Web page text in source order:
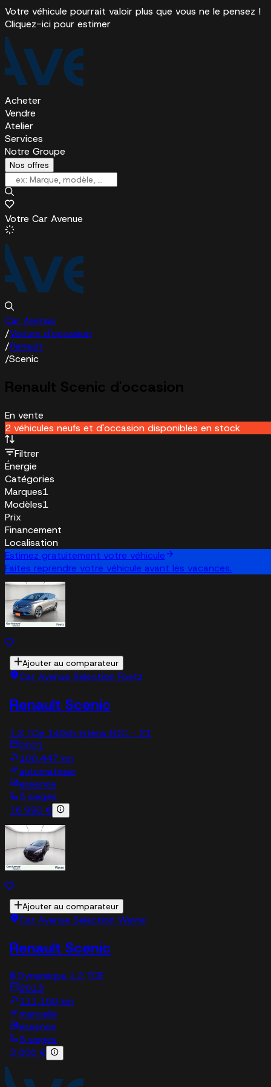
Votre véhicule pourrait valoir plus que vous ne le pensez !
Cliquez-ici pour estimer
Acheter
Vendre
Atelier
Services
Notre Groupe
Nos offres
Votre Car Avenue
Car Avenue
/Voiture d'occasion
/Renault
/Scenic
En vente
2 véhicules neufs et d'occasion disponibles en stock
Filtrer
Énergie
Catégories
Marques1
Modèles1
Prix
Financement
Localisation
Estimez gratuitement votre véhicule
Faites reprendre votre véhicule avant les vacances.
Ajouter au comparateur
Car Avenue Selection Foetz
Renault Scenic
1.3 TCe 140ch Intens EDC - 21
2021
100,447 km
automatique
essence
5 sieges
16 990 €
Ajouter au comparateur
Car Avenue Selection Wavre
Renault Scenic
III Dynamique 1.2 TCE
2013
111,150 km
manuelle
essence
5 sieges
3 000 €